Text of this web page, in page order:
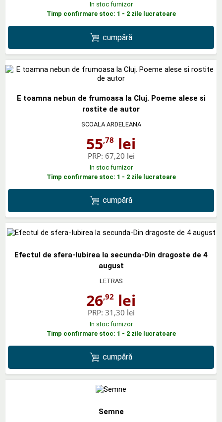
In stoc furnizor
Timp confirmare stoc: 1 - 2 zile lucratoare
cumpără
E toamna nebun de frumoasa la Cluj. Poeme alese si
rostite de autor
SCOALA ARDELEANA
55,78 lei
PRP: 67,20 lei
In stoc furnizor
Timp confirmare stoc: 1 - 2 zile lucratoare
cumpără
Efectul de sfera-Iubirea la secunda-Din dragoste de 4
august
LETRAS
26,92 lei
PRP: 31,30 lei
In stoc furnizor
Timp confirmare stoc: 1 - 2 zile lucratoare
cumpără
Semne